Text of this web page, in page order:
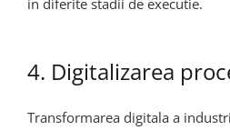
4. Digitalizarea
Transformarea digitala a